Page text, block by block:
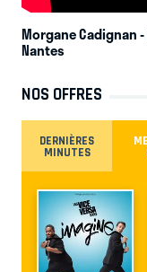
Morgane Cadignan
Nantes
NOS OFFRES
DERNIÈRES
MINUTES